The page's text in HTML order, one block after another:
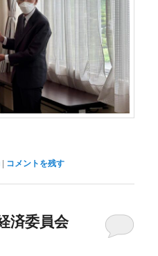
| コメントを残す
済委員会